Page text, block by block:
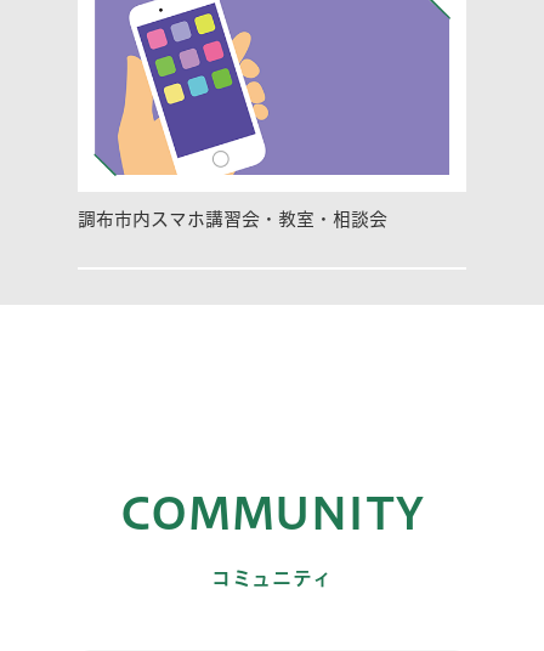
調布市内スマホ講習会・教室・相談会
COMMUNITY
コミュニティ